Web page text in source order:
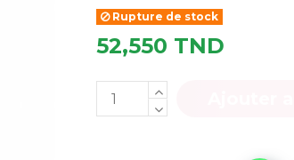
Rupture de stock
52,550 TND